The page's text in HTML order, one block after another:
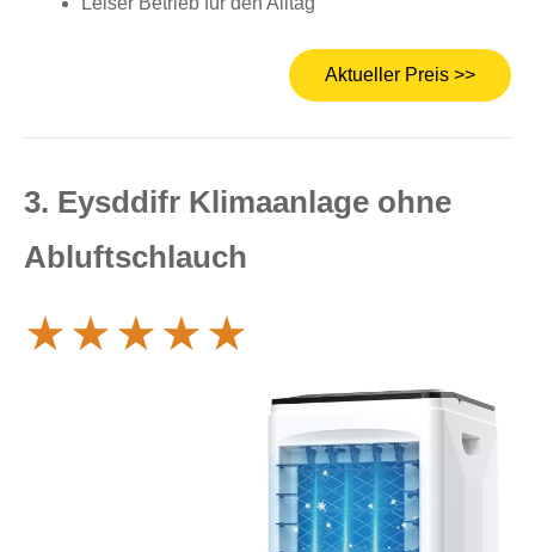
Aktueller Preis >>
3. Eysddifr Klimaanlage ohne
Abluftschlauch
★★★★★